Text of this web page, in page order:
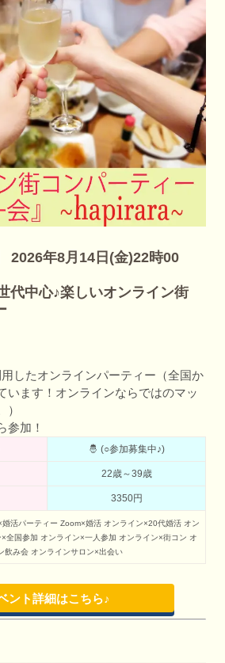
2026年8月14日(金)22時00
代中心♪楽しいオンライン街
したオンラインパーティー（全国か
います！オンラインならではのマッ
参加！
🤴 (○参加募集中♪)
22歳～39歳
3350円
婚活パーティー Zoom×婚活 オンライン×20代婚活 オン
全国参加 オンライン×一人参加 オンライン×街コン オ
飲み会 オンラインサロン×出会い
ント詳細はこちら♪